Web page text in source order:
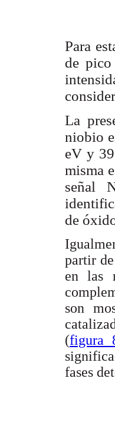
Para
de
La
niobio
eV y
misma
señal
de
partir
en las
son
(figura
fases